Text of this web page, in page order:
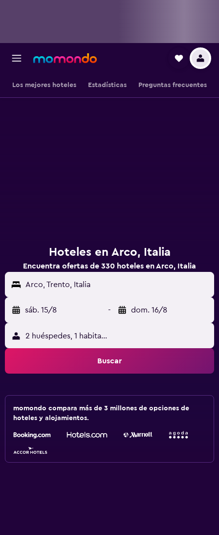
Los mejores hoteles Estadísticas Preguntas frecuentes
Hoteles en Arco, Italia
Encuentra ofertas de 330 hoteles en Arco, Italia
Arco, Trento, Italia
sáb. 15/8 - dom. 16/8
2 huéspedes, 1 habitación
Buscar
momondo compara más de 3 millones de opciones de
hoteles y alojamientos.